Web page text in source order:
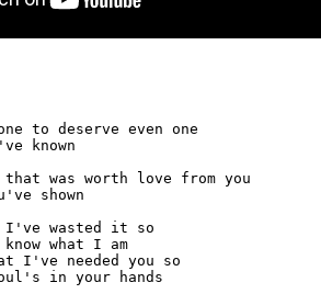
to deserve even one
known
was worth love from you
shown
I've wasted it so
what I am
I've needed you so
in your hands